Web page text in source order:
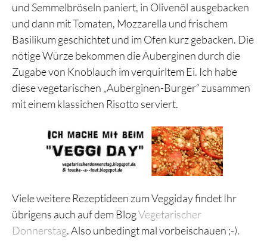
und Semmelbröseln paniert, in Olivenöl ausgebacken
und dann mit Tomaten, Mozzarella und frischem
Basilikum geschichtet und im Ofen kurz gebacken. Die
nötige Würze bekommen die Auberginen durch die
Zugabe von Knoblauch im verquirltem Ei. Ich habe
diese vegetarischen „Auberginen-Burger“ zusammen
mit einem klassichen Risotto serviert.
Viele weitere Rezeptideen zum Veggiday findet Ihr
übrigens auch auf dem BlogVegetarischer
Donnerstag. Also unbedingt mal vorbeischauen ;-).